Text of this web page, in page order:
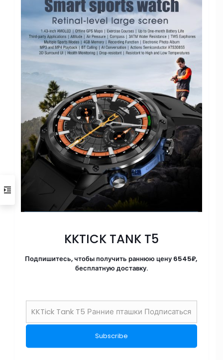
KKTICK TANK T5
Подпишитесь, чтобы получить раннюю цену 6545₽,
бесплатную доставку.